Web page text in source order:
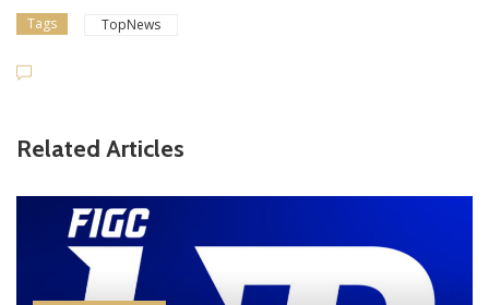
Tags TopNews
Related Articles